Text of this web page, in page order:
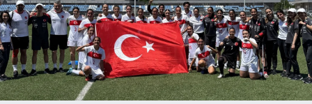
Buz Pateni
Çim Hokeyi
Cimnastik